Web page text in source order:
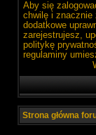
Aby się
chwilę i znacznie
dodatkowe
zarejestrujesz,
politykę
regulaminy
Strona główna